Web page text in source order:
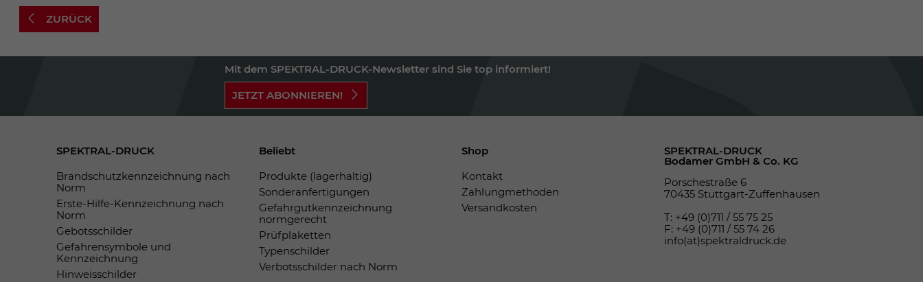
ZURÜCK
Mit dem SPEKTRAL-DRUCK-Newsletter sind Sie top informiert!
JETZT ABONNIEREN!
SPEKTRAL-DRUCK
Brandschutzkennzeichnung nach
Norm
Erste-Hilfe-Kennzeichnung nach
Norm
Gebotsschilder
Gefahrensymbole und
Kennzeichnung
Hinweisschilder
Beliebt
Produkte (lagerhaltig)
Sonderanfertigungen
Gefahrgutkennzeichnung
normgerecht
Prüfplaketten
Typenschilder
Verbotsschilder nach Norm
Shop
Kontakt
Zahlungmethoden
Versandkosten
SPEKTRAL-DRUCK
Bodamer GmbH & Co. KG
Porschestraße 6
70435 Stuttgart-Zuffenhausen
T: +49 (0)711 / 55 75 25
F: +49 (0)711 / 55 74 26
info(at)spektraldruck.de